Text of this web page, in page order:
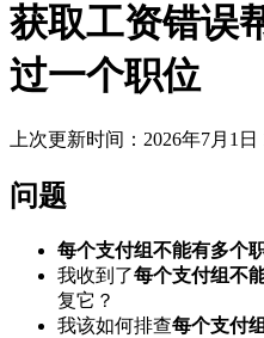
获取工资错误
过一个职位
上次更新时间：2026年7月1日
问题
每个支付组不能有多个
我收到了每个支付组不
复它？
我该如何排查每个支付